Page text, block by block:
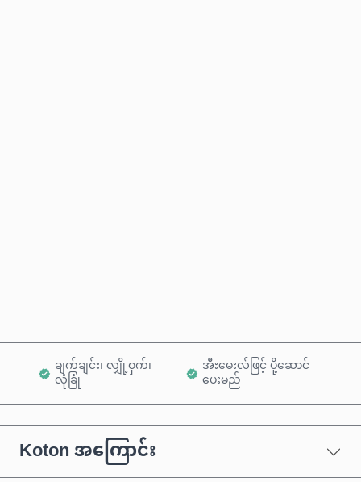
ချက်ချင်း၊ လျှို့ဝှက်၊
လုံခြုံ
အီးမေးလ်ဖြင့် ပို့ဆောင်
ပေးမည်
Koton အကြောင်း